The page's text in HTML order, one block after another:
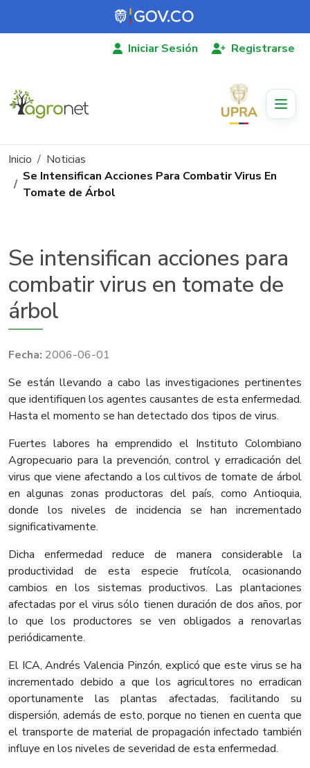
Pasar al contenido principal
Iniciar Sesión Registrarse
Ruta de navegación
Inicio
Noticias
Se Intensifican Acciones Para Combatir Virus En
Tomate de Árbol
Se intensifican acciones para
combatir virus en tomate de
árbol
2006-06-01
Se están llevando a cabo las investigaciones pertinentes
que identifiquen los agentes causantes de esta enfermedad.
Hasta el momento se han detectado dos tipos de virus.
Fuertes labores ha emprendido el Instituto Colombiano
Agropecuario para la prevención, control y erradicación del
virus que viene afectando a los cultivos de tomate de árbol
en algunas zonas productoras del país, como Antioquia,
donde los niveles de incidencia se han incrementado
significativamente.
Dicha enfermedad reduce de manera considerable la
productividad de esta especie frutícola, ocasionando
cambios en los sistemas productivos. Las plantaciones
afectadas por el virus sólo tienen duración de dos años, por
lo que los productores se ven obligados a renovarlas
periódicamente.
El ICA, Andrés Valencia Pinzón, explicó que este virus se ha
incrementado debido a que los agricultores no erradican
oportunamente las plantas afectadas, facilitando su
dispersión, además de esto, porque no tienen en cuenta que
el transporte de material de propagación infectado también
influye en los niveles de severidad de esta enfermedad.